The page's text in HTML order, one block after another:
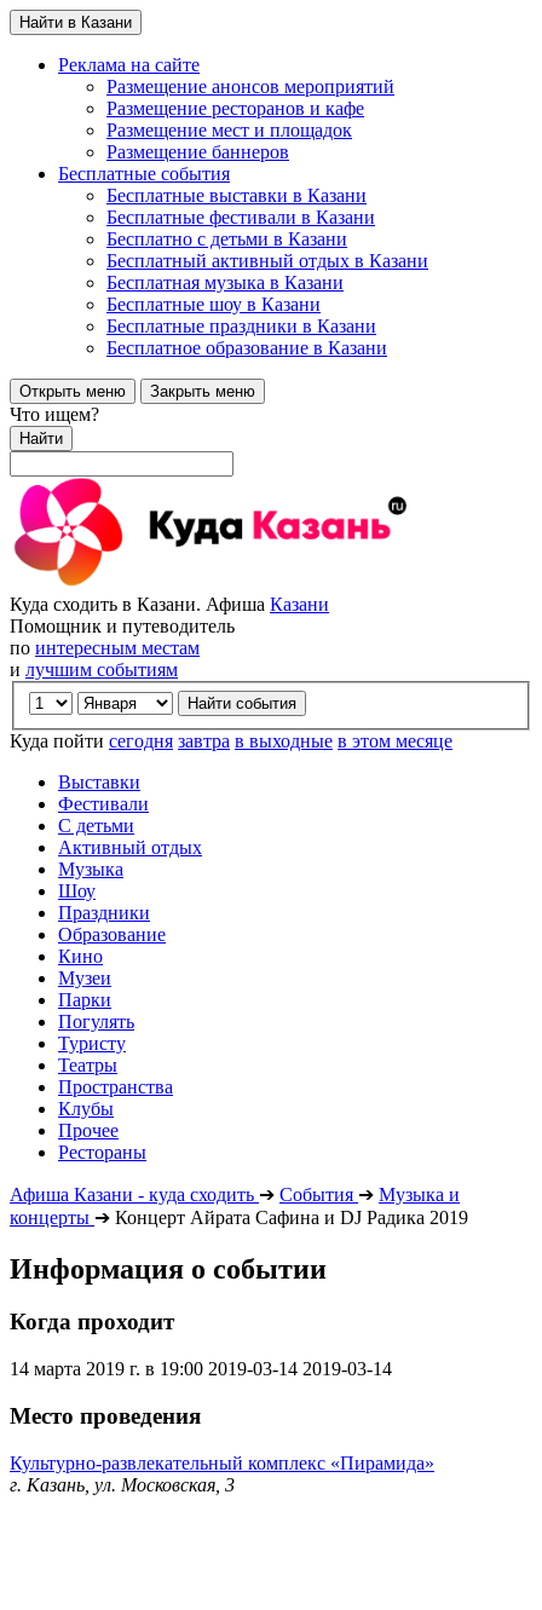
Найти в Казани
Реклама на сайте
Размещение анонсов мероприятий
Размещение ресторанов и кафе
Размещение мест и площадок
Размещение баннеров
Бесплатные события
Бесплатные выставки в Казани
Бесплатные фестивали в Казани
Бесплатно с детьми в Казани
Бесплатный активный отдых в Казани
Бесплатная музыка в Казани
Бесплатные шоу в Казани
Бесплатные праздники в Казани
Бесплатное образование в Казани
Открыть меню Закрыть меню
Что ищем?
Найти
Куда сходить в Казани. Афиша Казани
Помощник и путеводитель
по интересным местам
и лучшим событиям
Куда пойти сегодня завтра в выходные в этом месяце
Выставки
Фестивали
С детьми
Активный отдых
Музыка
Шоу
Праздники
Образование
Кино
Музеи
Парки
Погулять
Туристу
Театры
Пространства
Клубы
Прочее
Рестораны
Афиша Казани - куда сходить ➔ События ➔ Музыка и
концерты ➔ Концерт Айрата Сафина и DJ Радика 2019
Информация о событии
Когда проходит
14 марта 2019 г. в 19:00 2019-03-14 2019-03-14
Место проведения
Культурно-развлекательный комплекс «Пирамида»
г. Казань, ул. Московская, 3